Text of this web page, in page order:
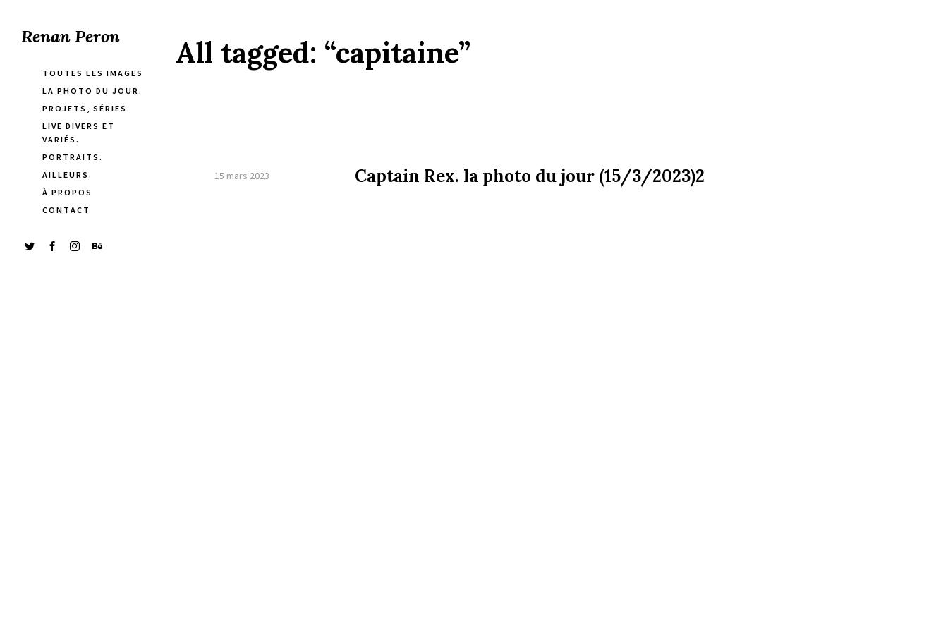
Renan Peron
TOUTES LES IMAGES
LA PHOTO DU JOUR.
PROJETS, SÉRIES.
LIVE DIVERS ET
VARIÉS.
PORTRAITS.
AILLEURS.
À PROPOS
CONTACT
All tagged: “capitaine”
15 mars 2023 Captain Rex. la photo du jour (15/3/2023)2